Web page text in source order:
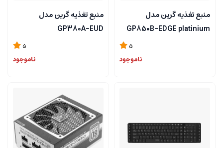
منبع تغذیه گرین مدل
GP850B-EDGE platinium
5
ناموجود
منبع تغذیه گرین مدل
GP380A-EUD
5
ناموجود